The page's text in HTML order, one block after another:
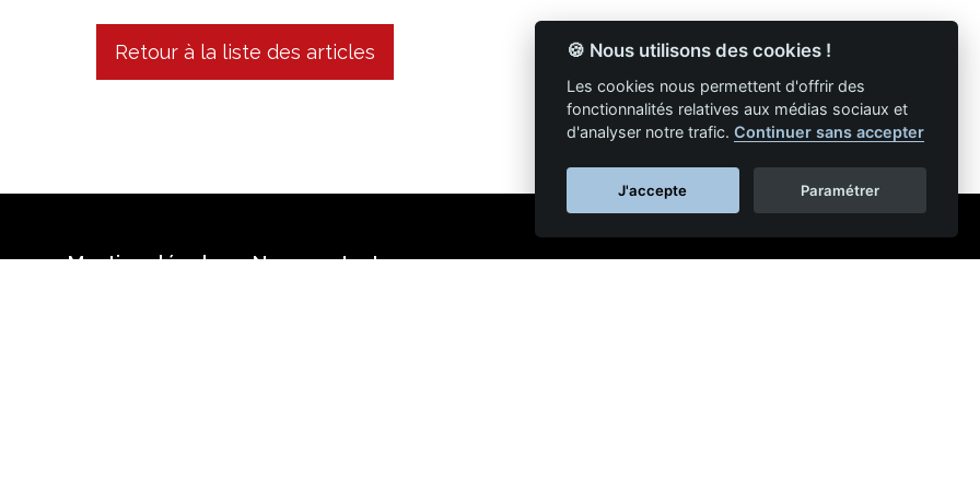
Retour à la liste des articles
Mentions légales
Nous contacter
🍪 Nous utilisons des cookies !
Les cookies nous permettent d'offrir des
fonctionnalités relatives aux médias sociaux et
d'analyser notre trafic. Continuer sans accepter
J'accepte Paramétrer